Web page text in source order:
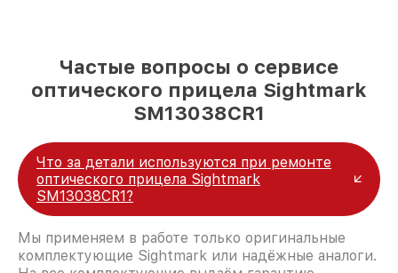
Частые вопросы о сервисе
оптического прицела Sightmark
SM13038CR1
Что за детали используются при ремонте
оптического прицела Sightmark
SM13038CR1?
Мы применяем в работе только оригинальные
комплектующие Sightmark или надёжные аналоги.